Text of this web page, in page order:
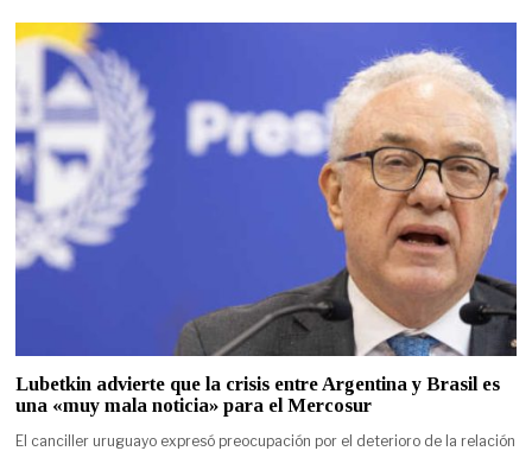
Lubetkin advierte que la crisis entre Argentina y Brasil es
una «muy mala noticia» para el Mercosur
El canciller uruguayo expresó preocupación por el deterioro de la relación